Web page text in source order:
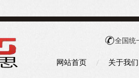
全国统
网站首页 关于我们